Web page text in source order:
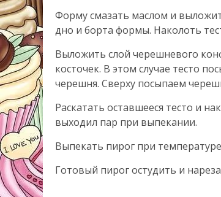
Форму смазать маслом и
дно и борта формы. Наколоть
Выложить слой черешневого
косточек. В этом случае тесто
черешня. Сверху посыпаем
Раскатать оставшееся тесто и
выходил пар при выпекании.
Выпекать пирог при
Готовый пирог остудить и